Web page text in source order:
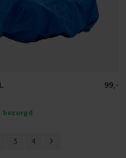
99,-
bezorgd
3 4